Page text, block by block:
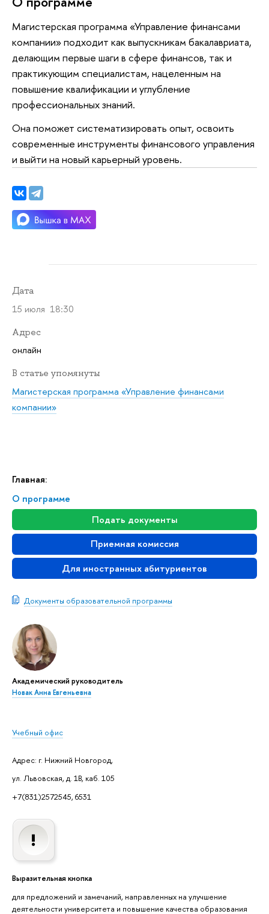
Главная:
О программе
Подать документы
Приемная комиссия
Для иностранных абитуриенто
Документы образовательной программы
Академический руководитель
Новак Анна Евгеньевна
Учебный офис
Адрес: г. Нижний Новгород,
ул. Львовская, д. 1В, каб. 105
+7(831)2572545, 6531
ыразительная кнопка
для предложений и замечаний, направленных на улучшение
деятельности университета и повышение качества образования
Магистерская программа «Управление финансами
компании» подходит как выпускникам бакалавриата,
делающим первые шаги в сфере финансов, так и
практикующим специалистам, нацеленным на
повышение квалификации и углубление
профессиональных знаний.
Она поможет систематизировать опыт, освоить
современные инструменты финансового управления
и выйти на новый карьерный уровень.
Дата
15 июля 18:30
Адрес
онлайн
статье упомянуты
Магистерская программа «Управление финансами
компании»